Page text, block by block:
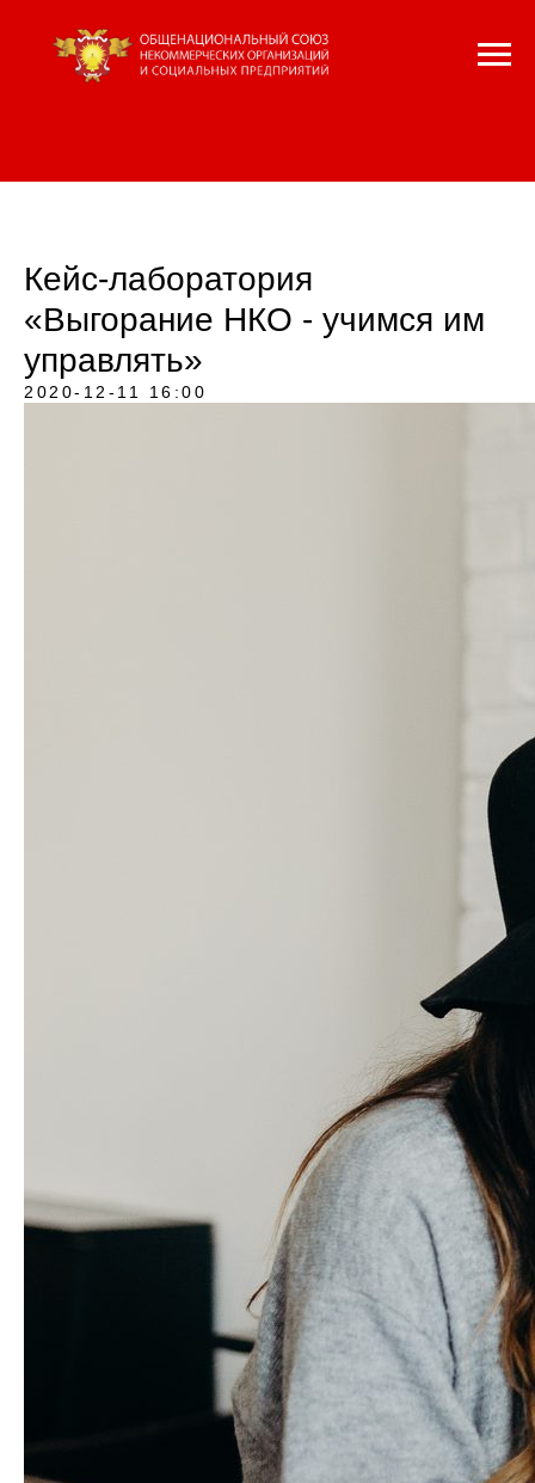
Кейс-лаборатория
«Выгорание НКО - учимся им
управлять»
2020-12-11 16:00